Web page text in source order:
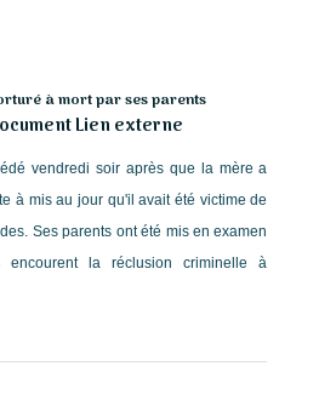
à mort par ses parents
Lien externe
vendredi soir après que la mère a
à mis au jour qu'il avait été victime de
Ses parents ont été mis en examen
la réclusion criminelle à